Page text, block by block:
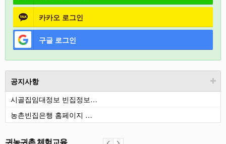
카카오 로그인
구글 로그인
공지사항
시골집임대정보 빈집정보…
농촌빈집은행 홈페이지 …
귀농귀촌 체험교육